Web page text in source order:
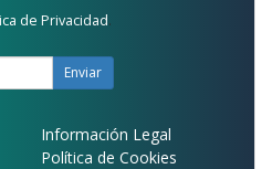
de Privacidad.
Enviar
Información Legal
Política de Cookies